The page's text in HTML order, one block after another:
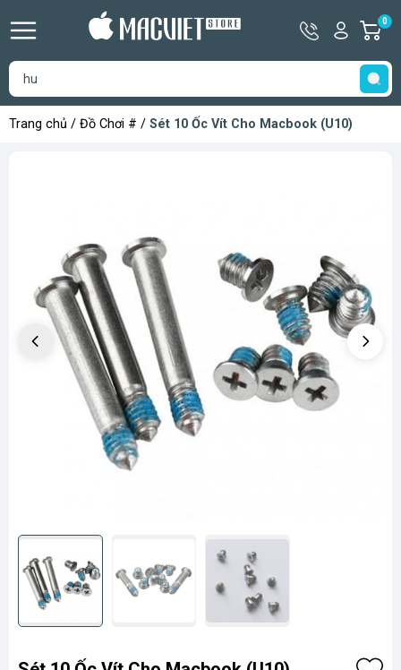
HotlineTài
khoản
Hello,
Khách
0
Trang chủ / Đồ Chơi # / Sét 10 Ốc Vít Cho Macbook (U10)